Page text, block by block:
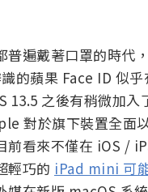
普遍戴著口罩的時代
的蘋果 Face ID 似
13.5 之後有稍微加入
對於旗下裝置全面
前看來不僅在 iOS /
輕巧的 iPad mini 可